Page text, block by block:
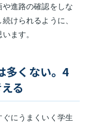
進路の確認をしな
けられるように、
ます。
多くない。4
る
にうまくいく学生